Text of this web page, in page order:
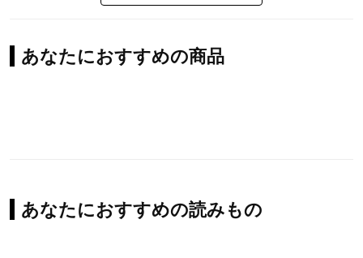
あなたにおすすめの商品
あなたにおすすめの読みもの